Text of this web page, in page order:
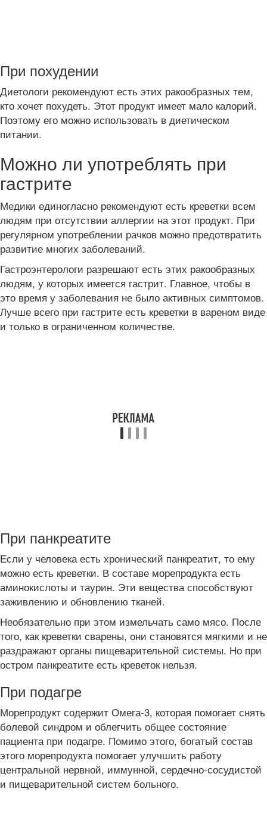
При похудении
Диетологи рекомендуют есть этих ракообразных тем,
кто хочет похудеть. Этот продукт имеет мало калорий.
Поэтому его можно использовать в диетическом
питании.
Можно ли употреблять при
гастрите
Медики единогласно рекомендуют есть креветки всем
людям при отсутствии аллергии на этот продукт. При
регулярном употреблении рачков можно предотвратить
развитие многих заболеваний.
Гастроэнтерологи разрешают есть этих ракообразных
людям, у которых имеется гастрит. Главное, чтобы в
это время у заболевания не было активных симптомов.
Лучше всего при гастрите есть креветки в вареном виде
и только в ограниченном количестве.
При панкреатите
Если у человека есть хронический панкреатит, то ему
можно есть креветки. В составе морепродукта есть
аминокислоты и таурин. Эти вещества способствуют
заживлению и обновлению тканей.
Необязательно при этом измельчать само мясо. После
того, как креветки сварены, они становятся мягкими и не
раздражают органы пищеварительной системы. Но при
остром панкреатите есть креветок нельзя.
При подагре
Морепродукт содержит Омега-3, которая помогает снять
болевой синдром и облегчить общее состояние
пациента при подагре. Помимо этого, богатый состав
этого морепродукта помогает улучшить работу
центральной нервной, иммунной, сердечно-сосудистой
и пищеварительной систем больного.